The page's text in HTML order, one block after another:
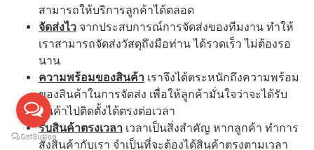
สามารถให้บริการลูกค้าได้ตลอด
จัดส่งไว จากประสบการณ์การจัดส่งของทีมงาน ทำให้
เราสามารถจัดส่งวัสดุถึงมือท่าน ได้รวดเร็ว ไม่ต้องรอ
นาน
ความพร้อมของสินค้า เราจึงได้ตระหนักถึงความพร้อม
ของสินค้าในการจัดส่ง เพื่อให้ลูกค้ามั่นใจว่าจะได้รับ
สินค้าไปติดตั้งได้ตรงต่อเวลา
รับสินค้าตรงเวลา เวลาเป็นสิ่งสำคัญ หากลูกค้า ทำการ
สั่งสินค้ากับเรา จำเป็นที่จะต้องได้สินค้าตรงตามเวลา